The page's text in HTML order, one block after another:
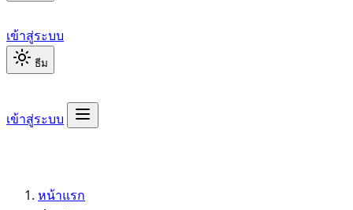
เข้าสู่ระบบ
ธีม
เข้าสู่ระบบ
หน้าแรก